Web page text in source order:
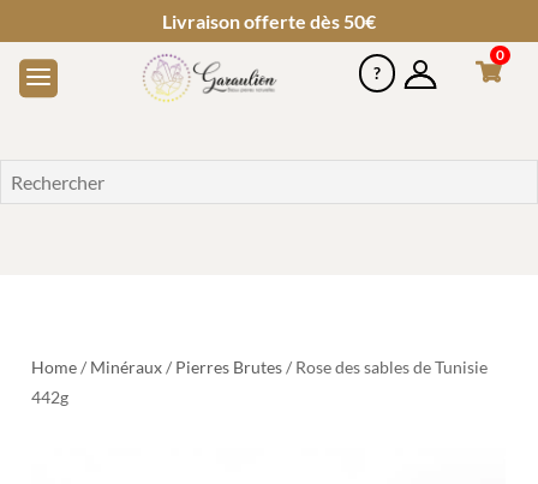
Livraison offerte dès 50€
0
Home/ Minéraux/ Pierres Brutes/ Rose des sables de Tunisie
442g